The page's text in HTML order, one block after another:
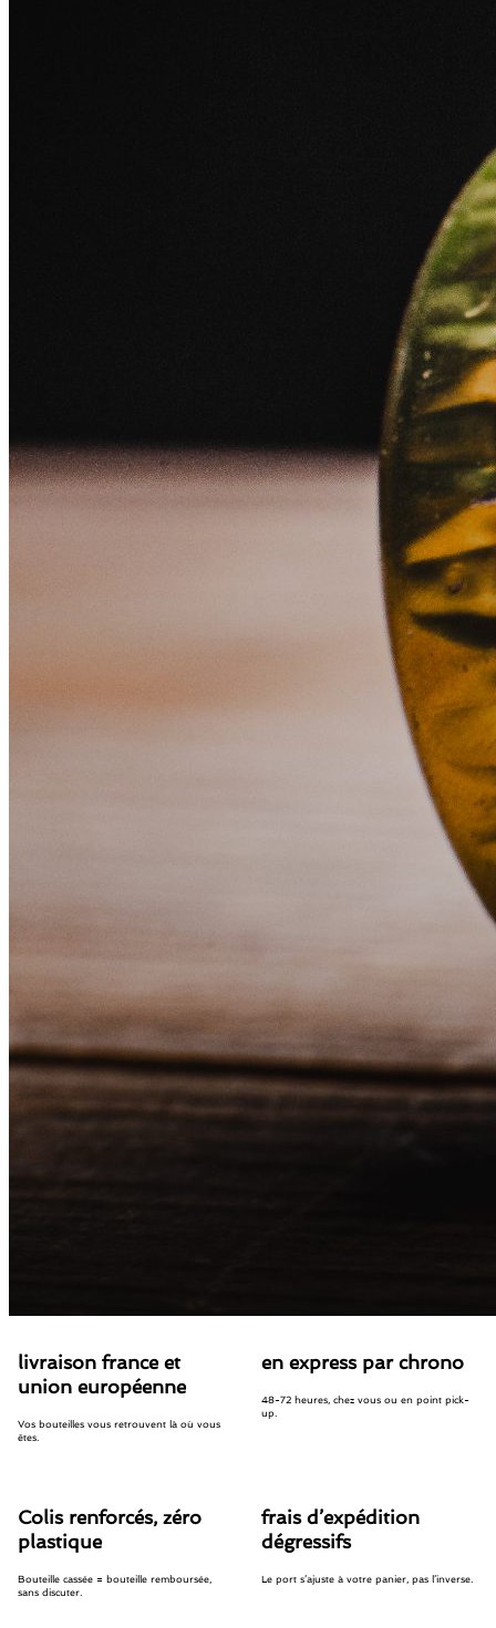
livraison france et
union européenne
Vos bouteilles vous retrouvent là où vous
êtes.
en express par chrono
48-72 heures, chez vous ou en point pick-
up.
Colis renforcés, zéro
plastique
Bouteille cassée = bouteille remboursée,
sans discuter.
frais d’expédition
dégressifs
Le port s’ajuste à votre panier, pas l’inverse.